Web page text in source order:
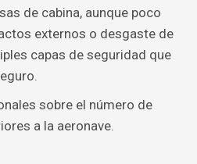
de cabina, aunque poco
externos o desgaste de
capas de seguridad que
sobre el número de
a la aeronave.